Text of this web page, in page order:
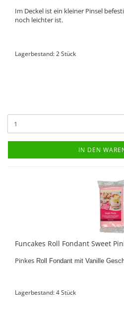
Im Deckel ist ein kleiner Pinsel
noch leichter ist.
Lagerbestand: 2 Stück
IN DEN
Funcakes Roll Fondant Sweet
Pinkes Roll Fondant mit Vanille
Lagerbestand: 4 Stück